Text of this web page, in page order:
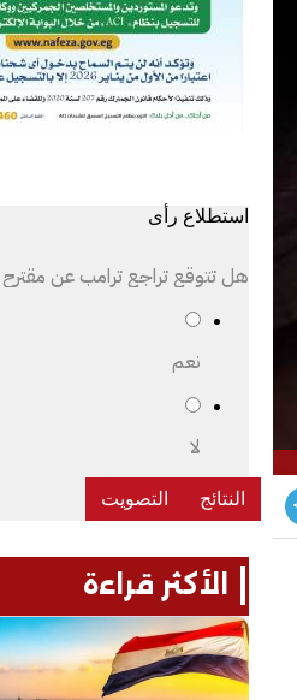
استطلاع رأى
هل تتوقع تراجع ترامب عن
نعم
لا
الأكثر قراءة